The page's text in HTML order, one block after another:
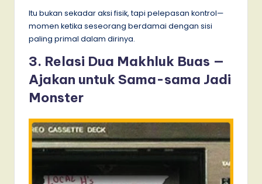
Itu bukan sekadar aksi fisik, tapi pelepasan kontrol—
momen ketika seseorang berdamai dengan sisi
paling primal dalam dirinya.
3. Relasi Dua Makhluk Buas —
Ajakan untuk Sama-sama Jadi
Monster